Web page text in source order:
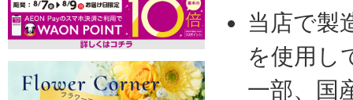
当店で製
を使用し
一部、国